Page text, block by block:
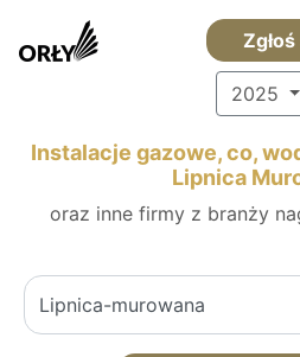
2025
Instalacje gazowe, co,
Lipnica
oraz inne firmy z branży